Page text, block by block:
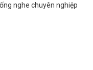
nghe chuyên nghiệp